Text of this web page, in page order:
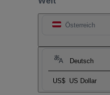
Österreich
Deutsch
US$ US Dollar